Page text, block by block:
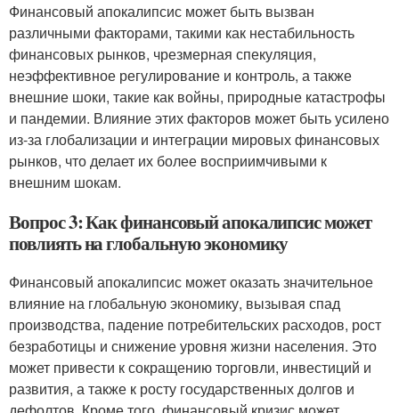
Финансовый апокалипсис может быть вызван
различными факторами, такими как нестабильность
финансовых рынков, чрезмерная спекуляция,
неэффективное регулирование и контроль, а также
внешние шоки, такие как войны, природные катастрофы
и пандемии. Влияние этих факторов может быть усилено
из-за глобализации и интеграции мировых финансовых
рынков, что делает их более восприимчивыми к
внешним шокам.
Вопрос 3: Как финансовый апокалипсис может
повлиять на глобальную экономику
Финансовый апокалипсис может оказать значительное
влияние на глобальную экономику, вызывая спад
производства, падение потребительских расходов, рост
безработицы и снижение уровня жизни населения. Это
может привести к сокращению торговли, инвестиций и
развития, а также к росту государственных долгов и